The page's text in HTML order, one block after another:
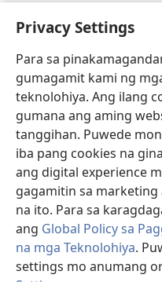
Privacy Settings
Para sa
gumagamit kami ng
teknolohiya. Ang ilang
gumana ang aming
tanggihan. Puwede
iba pang cookies na
ang digital experience
gagamitin sa
na ito. Para sa
ang Global Policy sa
na mga Teknolohiya.
settings mo anumang
14 Ng mabubuting
At ng magandang
15 Ng mabubuting
bundok *
At ng mabubuting
nang burol,
16 Ng mabubuting
k
At ng pagsang-
palumpong. l
Mapunta nawa kay
Sa tuktok ng ulo
m